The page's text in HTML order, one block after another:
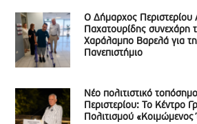
Ο Δήμαρχος Περιστερίου
Παχατουρίδης συνεχάρη
Χαράλαμπο Βαρελά για
Πανεπιστήμιο
Νέο πολιτιστικό
Περιστερίου: Το Κέντρο
Πολιτισμού